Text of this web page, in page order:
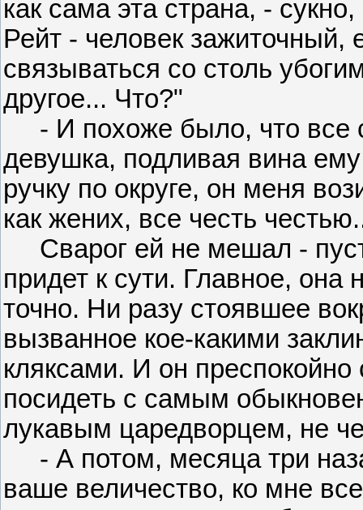
как сама эта страна, -
Рейт - человек
связываться со столь
другое... Что?"
- И похоже было, что все
девушка, подливая вина
ручку по округе, он меня
как жених, все честь
Сварог ей не мешал -
придет к сути. Главное,
точно. Ни разу стоявшее
вызванное кое-какими
кляксами. И он
посидеть с самым
лукавым царедворцем, не
- А потом, месяца три
ваше величество, ко мне